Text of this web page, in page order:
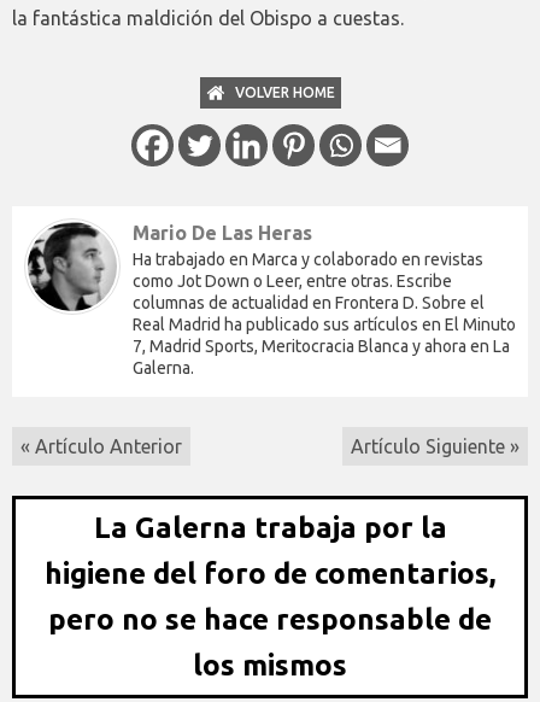
la fantástica maldición del Obispo a cuestas.
VOLVER HOME
Mario De Las Heras
Ha trabajado en Marca y colaborado en revistas
como Jot Down o Leer, entre otras. Escribe
columnas de actualidad en Frontera D. Sobre el
Real Madrid ha publicado sus artículos en El Minuto
7, Madrid Sports, Meritocracia Blanca y ahora en La
Galerna.
« Artículo Anterior Artículo Siguiente »
La Galerna trabaja por la
higiene del foro de comentarios,
pero no se hace responsable de
los mismos